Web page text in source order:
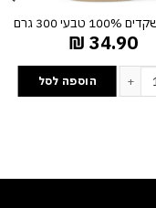
300 גרם
34.90
₪
הוספה לסל